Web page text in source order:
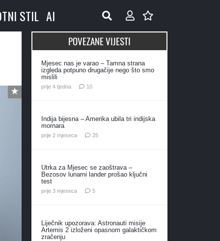
STIL AI
POVEZANE VIJESTI
Mjesec nas je varao – Tamna strana
izgleda potpuno drugačije nego što smo
mislili
prije 4 tjedna 10komentara
Indija bijesna – Amerika ubila tri indijska
mornara
prije 2 mjeseca 25komentara
Utrka za Mjesec se zaoštrava –
Bezosov lunarni lander prošao ključni
test
prije 3 mjeseca 5komentara
Liječnik upozorava: Astronauti misije
Artemis 2 izloženi opasnom galaktičkom
zračenju